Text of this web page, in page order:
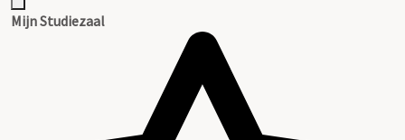
Mijn Studiezaal